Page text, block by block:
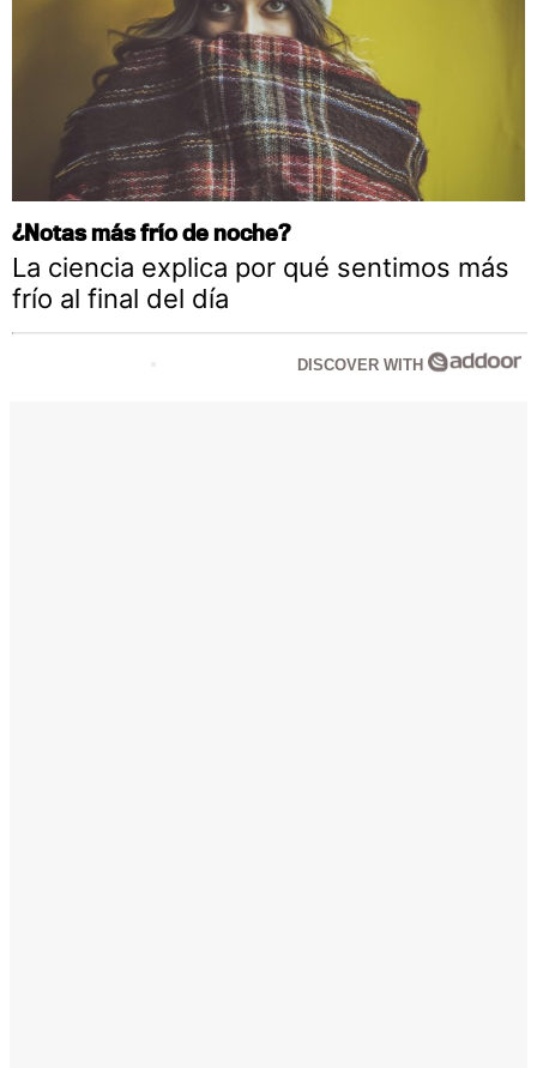
¿Notas más frío de noche?
La ciencia explica por qué sentimos más
frío al final del día
DISCOVER WITH